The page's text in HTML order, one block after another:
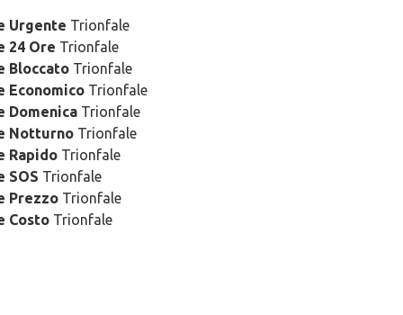
Urgente Trionfale
24 Ore Trionfale
BloccatoTrionfale
EconomicoTrionfale
DomenicaTrionfale
NotturnoTrionfale
RapidoTrionfale
SOS Trionfale
PrezzoTrionfale
CostoTrionfale